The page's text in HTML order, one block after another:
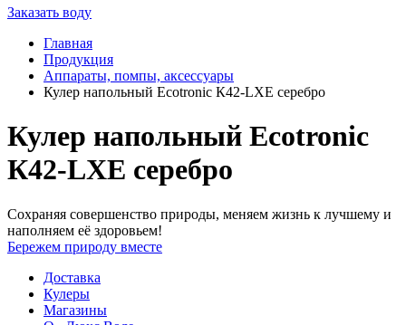
Заказать воду
Главная
Продукция
Аппараты, помпы, аксессуары
Кулер напольный Ecotronic К42-LXE серебро
Кулер напольный Ecotronic
К42-LXE серебро
Сохраняя совершенство природы, меняем жизнь к лучшему и
наполняем её здоровьем!
Бережем природу вместе
Доставка
Кулеры
Магазины